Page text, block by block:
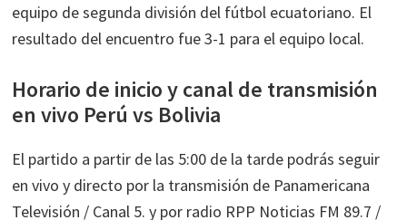
equipo de segunda división del fútbol ecuatoriano. El
resultado del encuentro fue 3-1 para el equipo local.
Horario de inicio y canal de transmisión
en vivo Perú vs Bolivia
El partido a partir de las 5:00 de la tarde podrás seguir
en vivo y directo por la transmisión de Panamericana
Televisión / Canal 5. y por radio RPP Noticias FM 89.7 /